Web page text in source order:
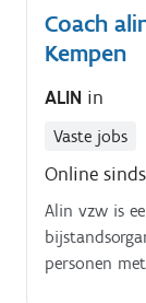
Coach
Kempen
ALIN in
Vaste jobs
Online
Alin vzw is
personen